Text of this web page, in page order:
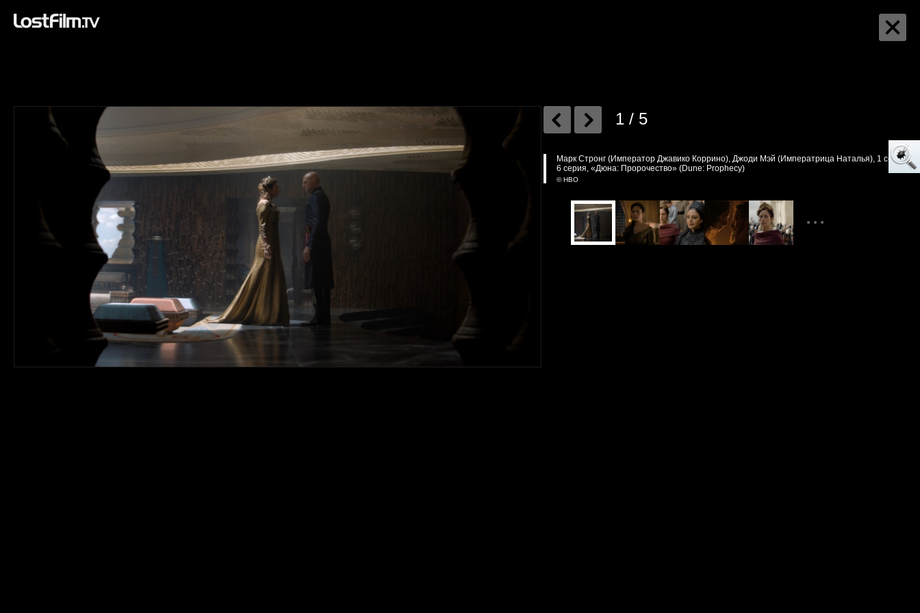
1 / 5
Марк Стронг (Император Джавико Коррино), Джоди Мэй (Императрица Наталья), 1 сезон
6 серия, «Дюна: Пророчество» (Dune: Prophecy)
© HBO